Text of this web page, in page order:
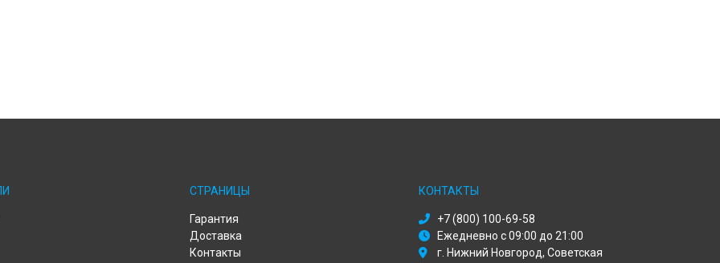
СТРАНИЦЫ
Гарантия
Доставка
Контакты
КОНТАКТЫ
+7 (800) 100-69-58
Ежедневно с 09:00 до 21:00
г. Нижний Новгород, Советская